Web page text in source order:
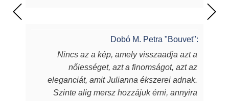
egyediek, csodaszépek, igényesek,
sugározzák az alkotójuk által belevitt
energiát, szeretetet, amit készítőjük alkotás
során beletett. Szeretem a kincseit, viselem
nap mint nap, melyek során magabiztosabb,
Dobó M. Petra "Bouvet":
Nincs az a kép, amely visszaadja azt a
nőiességet, azt a finomságot, azt az
eleganciát, amit Julianna ékszerei adnak.
Szinte alig mersz hozzájuk érni, annyira